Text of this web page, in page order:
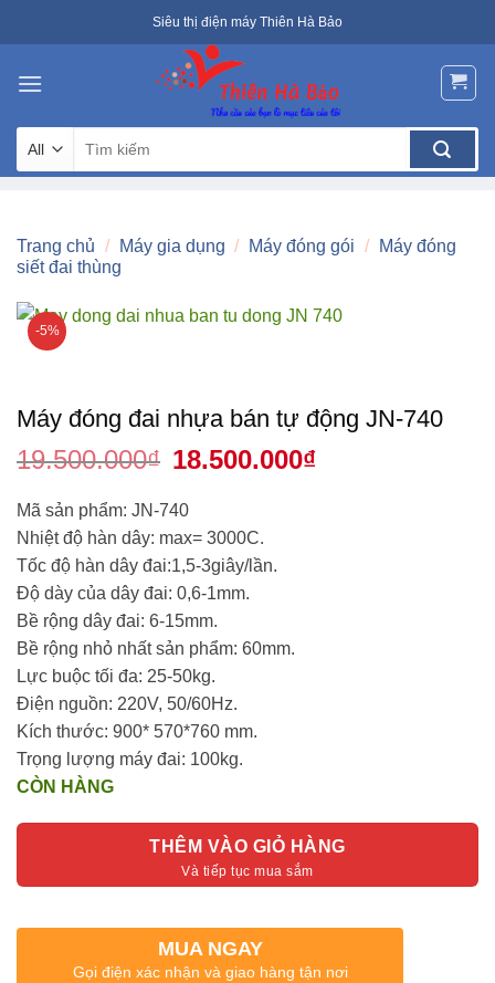
to
Siêu thị điện máy Thiên Hà Bảo
kiếm:
Trang chủ / Máy gia dụng / Máy đóng gói /
Máy đóng
siết đai thùng
-5%
Máy đóng đai nhựa bán tự động JN-740
19.500.000₫
Giá
gốc
19.500.000₫.
18.500.000₫Giá
Mã sản phẩm: JN-740
Nhiệt độ hàn dây: max= 3000C.
Tốc độ hàn dây đai:1,5-3giây/lần.
Độ dày của dây đai: 0,6-1mm.
Bề rộng dây đai: 6-15mm.
Bề rộng nhỏ nhất sản phẩm: 60mm.
Lực buộc tối đa: 25-50kg.
Điện nguồn: 220V, 50/60Hz.
Kích thước: 900* 570*760 mm.
Trọng lượng máy đai: 100kg.
CÒN HÀNG
THÊM VÀO GIỎ HÀNG
MUA NGAY
Gọi điện xác nhận và giao hàng tận nơi